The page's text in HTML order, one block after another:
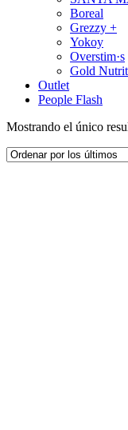
Boreal
Grezzy +
Yokoy
Overstim·s
Gold
Outlet
People Flash
Mostrando el único